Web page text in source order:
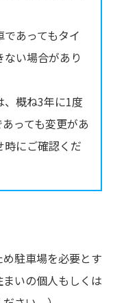
あってもタイ
い場合があり
、概ね3年に1度
っても変更があ
時にご確認くだ
駐車場を必要とす
いの個人もしくは